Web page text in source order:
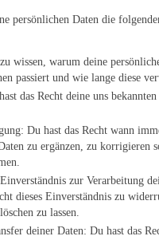
persönlichen Daten die
wissen, warum deine
passiert und wie lange diese
das Recht deine uns
Du hast das Recht wann
zu ergänzen, zu korrigieren
zur Verarbeitung
dieses Einverständnis zu
zu lassen.
deiner Daten: Du hast das